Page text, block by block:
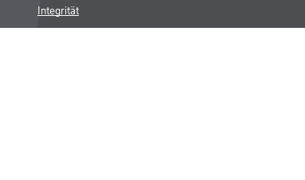
Integrität
Kontakt